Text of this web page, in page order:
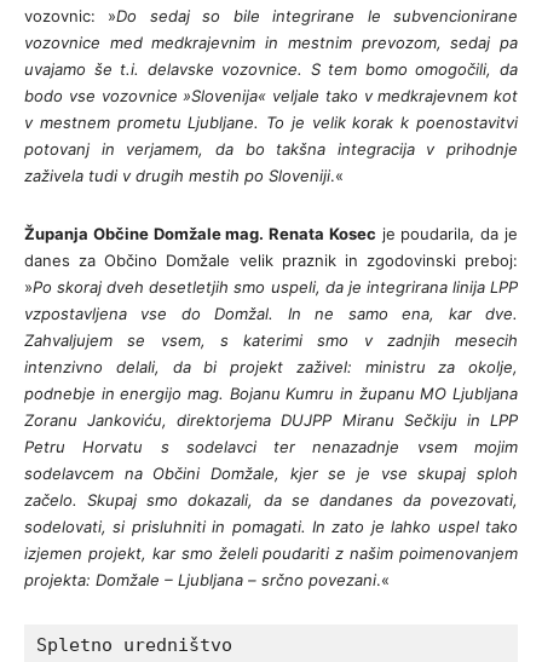
vozovnic: »Do sedaj so bile integrirane le subvencionirane
vozovnice med medkrajevnim in mestnim prevozom, sedaj pa
uvajamo še t.i. delavske vozovnice. S tem bomo omogočili, da
bodo vse vozovnice »Slovenija« veljale tako v medkrajevnem kot
v mestnem prometu Ljubljane. To je velik korak k poenostavitvi
potovanj in verjamem, da bo takšna integracija v prihodnje
zaživela tudi v drugih mestih po Sloveniji.«
Županja Občine Domžale mag. Renata Kosec je poudarila, da je
danes za Občino Domžale velik praznik in zgodovinski preboj:
»Po skoraj dveh desetletjih smo uspeli, da je integrirana linija LPP
vzpostavljena vse do Domžal. In ne samo ena, kar dve.
Zahvaljujem se vsem, s katerimi smo v zadnjih mesecih
intenzivno delali, da bi projekt zaživel: ministru za okolje,
podnebje in energijo mag. Bojanu Kumru in županu MO Ljubljana
Zoranu Jankoviću, direktorjema DUJPP Miranu Sečkiju in LPP
Petru Horvatu s sodelavci ter nenazadnje vsem mojim
sodelavcem na Občini Domžale, kjer se je vse skupaj sploh
začelo. Skupaj smo dokazali, da se dandanes da povezovati,
sodelovati, si prisluhniti in pomagati. In zato je lahko uspel tako
izjemen projekt, kar smo želeli poudariti z našim poimenovanjem
projekta: Domžale – Ljubljana – srčno povezani.«
Spletno uredništvo